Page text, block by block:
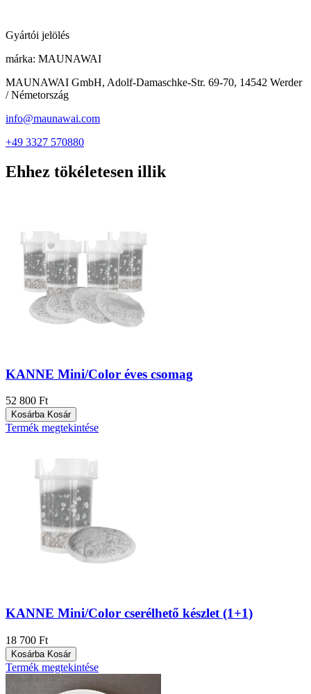
Gyártói jelölés
márka: MAUNAWAI
MAUNAWAI GmbH, Adolf-Damaschke-Str. 69-70, 14542 Werder
/ Németország
info@maunawai.com
+49 3327 570880
Ehhez tökéletesen illik
KANNE Mini/Color éves csomag
52 800 Ft
Kosárba Kosár
Termék megtekintése
KANNE Mini/Color cserélhető készlet (1+1)
18 700 Ft
Kosárba Kosár
Termék megtekintése